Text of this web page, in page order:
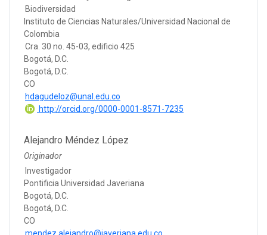
Biodiversidad
Instituto de Ciencias Naturales/Universidad Nacional de
Colombia
Cra. 30 no. 45-03, edificio 425
Bogotá, D.C.
Bogotá, D.C.
CO
hdagudeloz@unal.edu.co
http://orcid.org/0000-0001-8571-7235
Alejandro Méndez López
Originador
Investigador
Pontificia Universidad Javeriana
Bogotá, D.C.
Bogotá, D.C.
CO